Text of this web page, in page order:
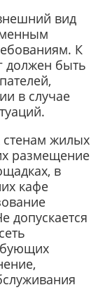
вид
К
должен быть
в случае
жилых
размещение
в
кафе
допускается